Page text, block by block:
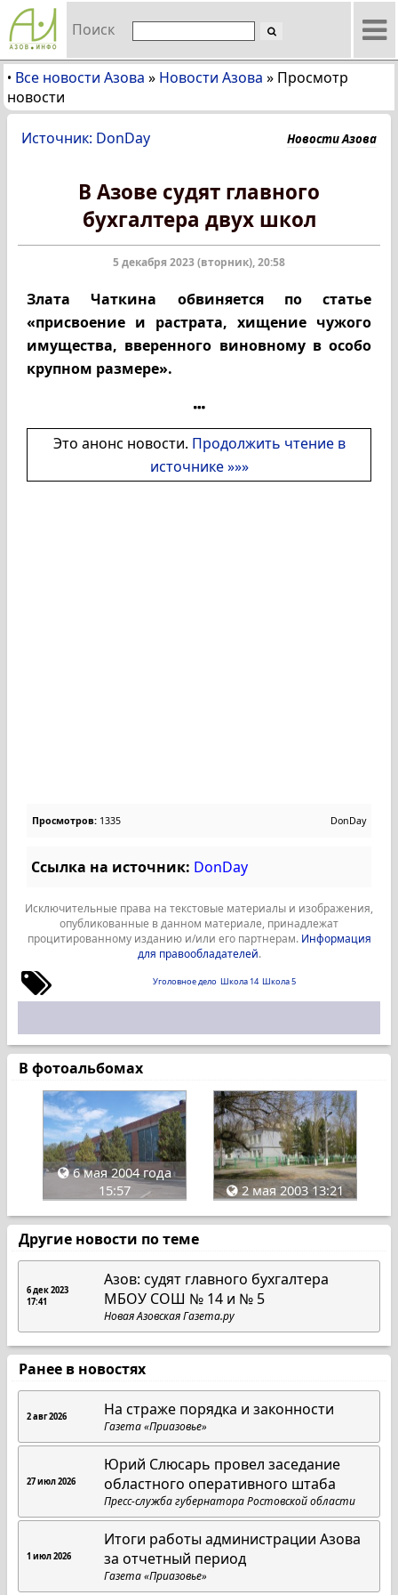
Поиск
• Все новости Азова » Новости Азова » Просмотр
новости
Источник: DonDay Новости Азова
В Азове судят главного
бухгалтера двух школ
5 декабря 2023 (вторник), 20:58
Злата Чаткина обвиняется по статье
«присвоение и растрата, хищение чужого
имущества, вверенного виновному в особо
крупном размере».
Это анонс новости. Продолжить чтение в
источнике »»»
Просмотров: 1335 DonDay
Ссылка на источник: DonDay
Исключительные права на текстовые материалы и изображения,
опубликованные в данном материале, принадлежат
процитированному изданию и/или его партнерам. Информация
для правообладателей.
Уголовное дело Школа 14 Школа 5
В фотоальбомах
6 мая 2004 года
15:57
2 мая 2003 13:21
Другие новости по теме
6 дек 2023
17:41
Азов: судят главного бухгалтера
МБОУ СОШ № 14 и № 5
Новая Азовская Газета.ру
Ранее в новостях
2 авг 2026 На страже порядка и законности
Газета «Приазовье»
27 июл 2026
Юрий Слюсарь провел заседание
областного оперативного штаба
Пресс-служба губернатора Ростовской области
1 июл 2026
Итоги работы администрации Азова
за отчетный период
Газета «Приазовье»